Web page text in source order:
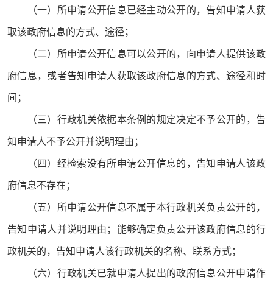
（一）所申请公开信息已经主动公开的，告知申请人获
取该政府信息的方式、途径；
（二）所申请公开信息可以公开的，向申请人提供该政
府信息，或者告知申请人获取该政府信息的方式、途径和时
间；
（三）行政机关依据本条例的规定决定不予公开的，告
知申请人不予公开并说明理由；
（四）经检索没有所申请公开信息的，告知申请人该政
府信息不存在；
（五）所申请公开信息不属于本行政机关负责公开的，
告知申请人并说明理由；能够确定负责公开该政府信息的行
政机关的，告知申请人该行政机关的名称、联系方式；
（六）行政机关已就申请人提出的政府信息公开申请作